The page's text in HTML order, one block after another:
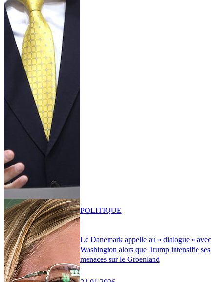
Le Danemark appelle au « dialogue » avec
Washington alors que Trump intensifie ses
menaces sur le Groenland
POLITIQUE